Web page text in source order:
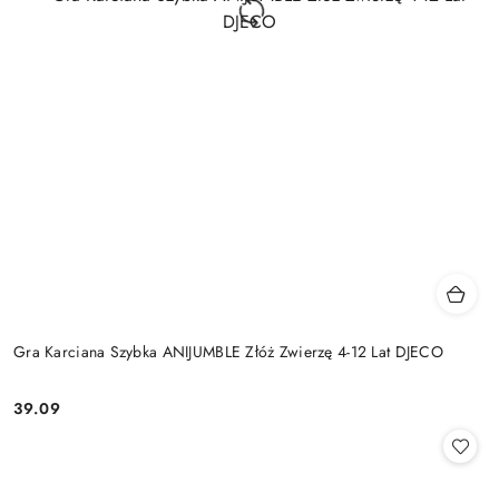
Gra Karciana Szybka ANIJUMBLE Złóż Zwierzę 4-12 Lat DJECO
Cena:
39.09